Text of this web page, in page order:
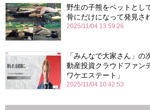
野生の子熊をペットとし
骨にだけになって発見さ
2025/11/04 13:59:26
「みんなで大家さん」
動産投資クラウドファン
ワケエステート」
2025/11/04 10:42:53